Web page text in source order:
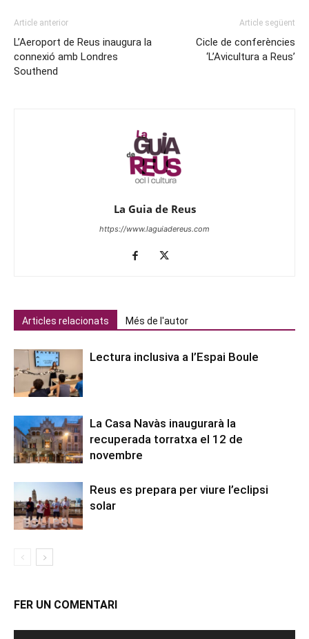
Article anterior
L’Aeroport de Reus inaugura la
connexió amb Londres
Southend
Article següent
Cicle de conferències
‘L’Avicultura a Reus’
La Guia de Reus
https://www.laguiadereus.com
Articles relacionats Més de l'autor
Lectura inclusiva a l’Espai Boule
La Casa Navàs inaugurarà la
recuperada torratxa el 12 de
novembre
Reus es prepara per viure l’eclipsi
solar
FER UN COMENTARI